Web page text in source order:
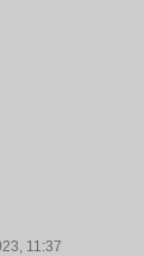
11:37